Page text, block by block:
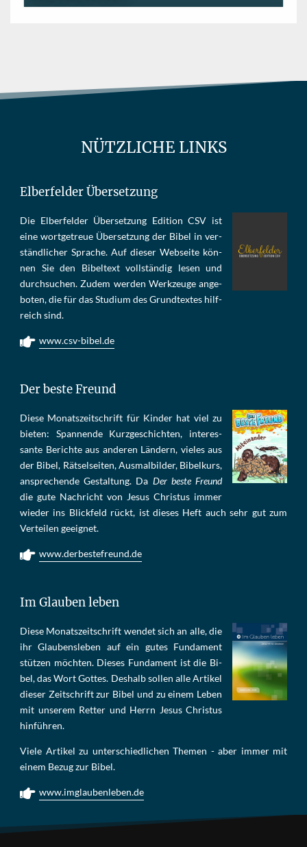
NÜTZLICHE LINKS
Elberfelder Übersetzung
Die Elber­fel­der Über­set­zung Edi­tion CSV ist
eine wort­ge­treue Über­set­zung der Bi­bel in ver­
ständ­li­cher Spra­che. Auf die­ser Web­sei­te kön­
nen Sie den Bi­bel­text voll­stän­dig le­sen und
durch­su­chen. Zu­dem wer­den Werk­zeu­ge an­ge­
bo­ten, die für das Stu­di­um des Grund­tex­tes hilf­
reich sind.
www.csv-bibel.de
Der beste Freund
Die­se Mo­nats­zeit­schrift für Kin­der hat viel zu
bie­ten: Span­nen­de Kurz­ge­schich­ten, in­te­res­
san­te Be­rich­te aus an­de­ren Län­dern, vie­les aus
der Bi­bel, Rät­sel­sei­ten, Aus­mal­bil­der, Bi­bel­kurs,
an­sprech­ende Ge­stal­tung. Da Der beste Freund
die gu­te Nach­richt von Je­sus Chris­tus im­mer
wie­der ins Blick­feld rückt, ist die­ses Heft auch sehr gut zum
Ver­tei­len ge­eig­net.
www.derbestefreund.de
Im Glauben leben
Die­se Mo­nats­zeit­schrift wen­det sich an alle, die
ihr Glau­bens­le­ben auf ein gu­tes Fun­da­ment
stüt­zen möch­ten. Die­ses Fun­da­ment ist die Bi­
bel, das Wort Got­tes. Des­halb sol­len al­le Ar­ti­kel
die­ser Zeit­schrift zur Bi­bel und zu ei­nem Le­ben
mit un­se­rem Ret­ter und Herrn Je­sus Chris­tus
hin­füh­ren.
Viele Artikel zu unterschiedlichen Themen - aber immer mit
einem Bezug zur Bibel.
www.imglaubenleben.de